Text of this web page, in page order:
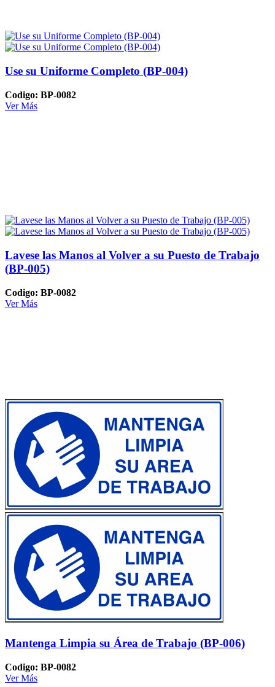
Use su Uniforme Completo (BP-004)
Codigo: BP-0082
Ver Más
Lavese las Manos al Volver a su Puesto de Trabajo
(BP-005)
Codigo: BP-0082
Ver Más
Mantenga Limpia su Área de Trabajo (BP-006)
Codigo: BP-0082
Ver Más